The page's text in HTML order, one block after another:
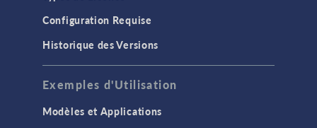
Configuration Requise
Historique des Versions
Exemples d'Utilisation
Modèles et Applications